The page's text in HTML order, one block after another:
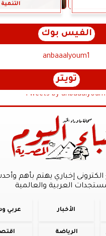
التنمية
الفيس بوك
anbaaalyoum1
تويتر
Tweets by
الكترونى إخباري يهتم بأهم
العربية والعالمية
الأخبار عربي
الرياضة